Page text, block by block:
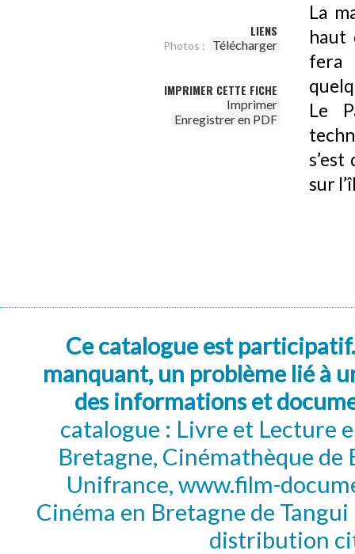
LIENS
Photos : Télécharger
IMPRIMER CETTE FICHE
Imprimer
Enregistrer en PDF
La
haut
fera
Le
sur
Ce catalogue est
manquant, un problème lié à
des informations et
catalogue : Livre et Lecture
Bretagne, Cinémathèque de
Unifrance, www.film-
Cinéma en Bretagne de
distribution